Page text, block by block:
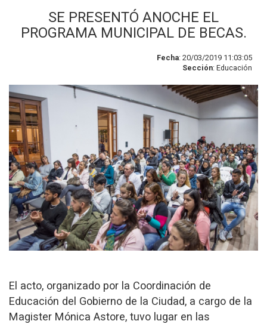
SE PRESENTÓ ANOCHE EL
PROGRAMA MUNICIPAL DE BECAS.
Fecha: 20/03/2019 11:03:05
Sección: Educación
El acto, organizado por la Coordinación de
Educación del Gobierno de la Ciudad, a cargo de la
Magister Mónica Astore, tuvo lugar en las